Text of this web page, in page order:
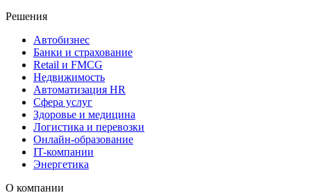
Решения
Автобизнес
Банки и страхование
Retail и FMCG
Недвижимость
Автоматизация HR
Сфера услуг
Здоровье и медицина
Логистика и перевозки
Онлайн-образование
IT-компании
Энергетика
О компании